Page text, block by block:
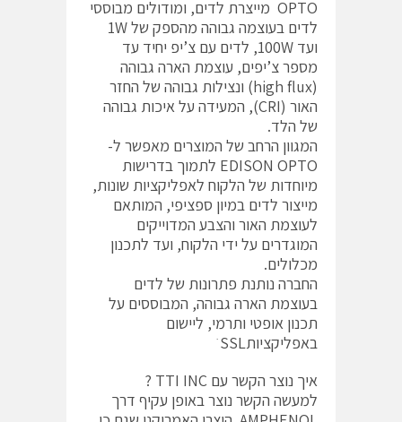
OPTO מייצרת לדים, ומודולים מבוססי
לדים בעוצמה גבוהה מהספק של 1W
ועד 100W, לדים עם צ’יפ יחיד עד
מספר צ’יפים, עוצמת הארה גבוהה
(high flux) ונצילות גבוהה של החזר
האור (CRI), המעידה על איכות גבוהה
של הלד.
המגוון הרחב של המוצרים מאפשר ל-
EDISON OPTO לתמוך בדרישות
מיוחדות של הלקוח לאפליקציות שונות,
מייצור לדים במיון ספציפי, המותאם
לעוצמת האור והצבע המדוייקים
המוגדרים על ידי הלקוח, ועד לתכנון
מכלולים.
החברה נותנת פתרונות של לדים
בעוצמת הארה גבוהה, המבוססים על
תכנון אופטי ותרמי, ליישום
באפליקציותSSL ׂ
איך נוצר הקשר עם TTI INC ?
למעשה הקשר נוצר באופן עקיף דרך